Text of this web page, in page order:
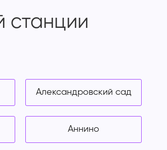
станции
Александровский сад
Аннино